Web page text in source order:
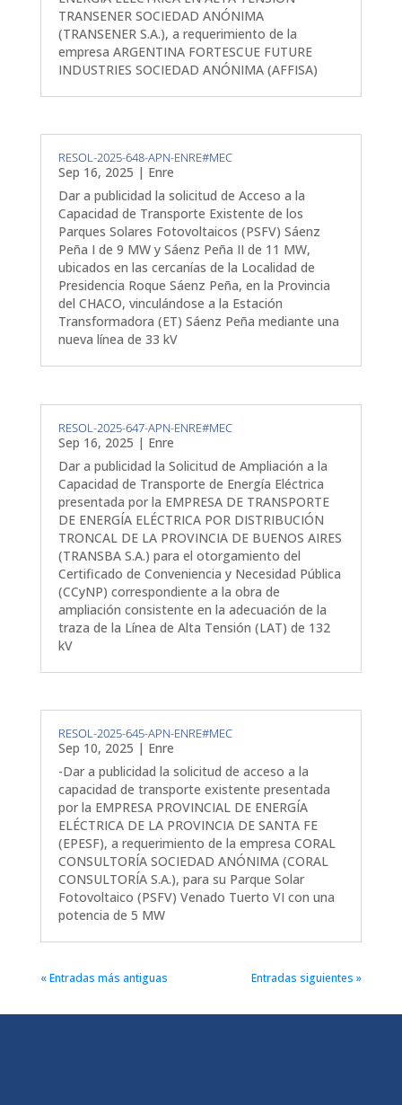
TRANSENER SOCIEDAD ANÓNIMA
(TRANSENER S.A.), a requerimiento de la
empresa ARGENTINA FORTESCUE FUTURE
INDUSTRIES SOCIEDAD ANÓNIMA (AFFISA)
RESOL-2025-648-APN-ENRE#MEC
Sep 16, 2025 | Enre
Dar a publicidad la solicitud de Acceso a la
Capacidad de Transporte Existente de los
Parques Solares Fotovoltaicos (PSFV) Sáenz
Peña I de 9 MW y Sáenz Peña II de 11 MW,
ubicados en las cercanías de la Localidad de
Presidencia Roque Sáenz Peña, en la Provincia
del CHACO, vinculándose a la Estación
Transformadora (ET) Sáenz Peña mediante una
nueva línea de 33 kV
RESOL-2025-647-APN-ENRE#MEC
Sep 16, 2025 | Enre
Dar a publicidad la Solicitud de Ampliación a la
Capacidad de Transporte de Energía Eléctrica
presentada por la EMPRESA DE TRANSPORTE
DE ENERGÍA ELÉCTRICA POR DISTRIBUCIÓN
TRONCAL DE LA PROVINCIA DE BUENOS AIRES
(TRANSBA S.A.) para el otorgamiento del
Certificado de Conveniencia y Necesidad Pública
(CCyNP) correspondiente a la obra de
ampliación consistente en la adecuación de la
traza de la Línea de Alta Tensión (LAT) de 132
kV
RESOL-2025-645-APN-ENRE#MEC
Sep 10, 2025 | Enre
-Dar a publicidad la solicitud de acceso a la
capacidad de transporte existente presentada
por la EMPRESA PROVINCIAL DE ENERGÍA
ELÉCTRICA DE LA PROVINCIA DE SANTA FE
(EPESF), a requerimiento de la empresa CORAL
CONSULTORÍA SOCIEDAD ANÓNIMA (CORAL
CONSULTORÍA S.A.), para su Parque Solar
Fotovoltaico (PSFV) Venado Tuerto VI con una
potencia de 5 MW
« Entradas más antiguas Entradas siguientes »